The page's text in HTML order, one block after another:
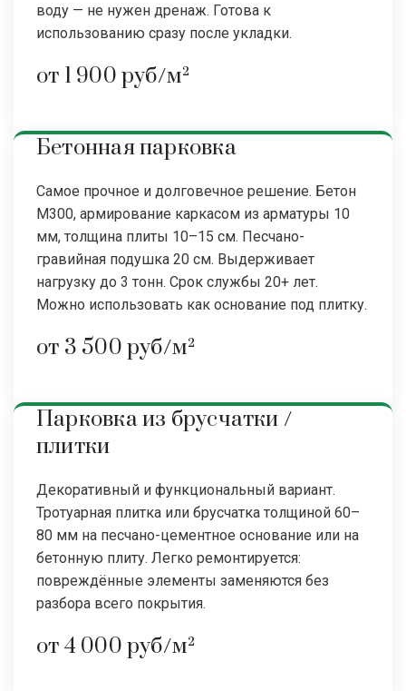
воду — не нужен дренаж. Готова к
использованию сразу после укладки.
от 1 900 руб/м²
Бетонная парковка
Самое прочное и долговечное решение. Бетон
М300, армирование каркасом из арматуры 10
мм, толщина плиты 10–15 см. Песчано-
гравийная подушка 20 см. Выдерживает
нагрузку до 3 тонн. Срок службы 20+ лет.
Можно использовать как основание под плитку.
от 3 500 руб/м²
Парковка из брусчатки /
плитки
Декоративный и функциональный вариант.
Тротуарная плитка или брусчатка толщиной 60–
80 мм на песчано-цементное основание или на
бетонную плиту. Легко ремонтируется:
повреждённые элементы заменяются без
разбора всего покрытия.
от 4 000 руб/м²